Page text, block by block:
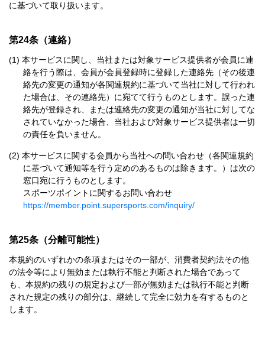
に基づいて取り扱います。
第24条（連絡）
本サービスに関し、当社または対象サービス提供者が会員に連
絡を行う際は、会員が会員登録時に登録した連絡先（その後連
絡先の変更の通知が各関連規約に基づいて当社に対して行われ
た場合は、その連絡先）に宛てて行うものとします。誤った連
絡先が登録され、または連絡先の変更の通知が当社に対してな
されていなかった場合、当社および対象サービス提供者は一切
の責任を負いません。
本サービスに関する会員から当社への問い合わせ（各関連規約
に基づいて通知等を行う定めのあるものは除きます。）は次の
窓口宛に行うものとします。
スポーツポイントに関するお問い合わせ
https://member.point.supersports.com/inquiry/
第25条（分離可能性）
本規約のいずれかの条項またはその一部が、消費者契約法その他
の法令等により無効または執行不能と判断された場合であって
も、本規約の残りの規定および一部が無効または執行不能と判断
された規定の残りの部分は、継続して完全に効力を有するものと
します。